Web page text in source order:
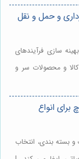
و حمل و نقل
سازی فرآیندهای
و محصولات سر و
برای انواع
بسته بندی، انتخاب